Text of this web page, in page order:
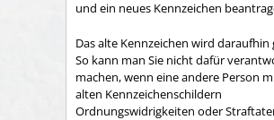
und ein neues Kennzeichen
Das alte Kennzeichen wird daraufhin
So kann man Sie nicht dafür
machen, wenn eine andere Person
alten Kennzeichenschildern
Ordnungswidrigkeiten oder